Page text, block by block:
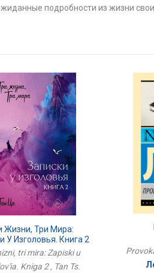
подробности из жизни
Жизни, Три Мира:
У Изголовья. Книга 2
tri mira: Zapiski u
Kniga 2 , Tan Ts.